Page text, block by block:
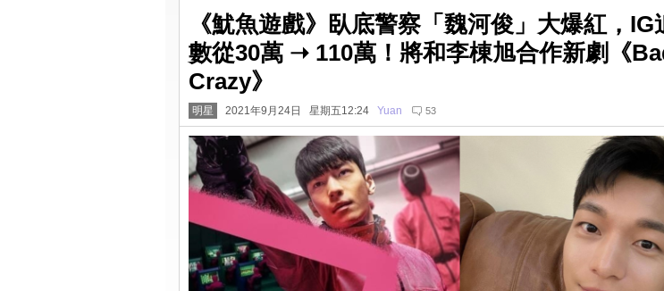
《魷魚遊戲》臥底警察「魏河俊」大爆紅，IG
數從30萬 ➝ 110萬！將和李棟旭合作新劇《
Crazy》
明星 2021年9月24日 星期五12:24 Yuan 53